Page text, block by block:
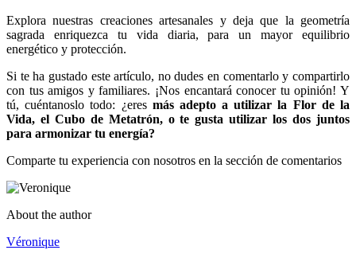
Explora nuestras creaciones artesanales y deja que la geometría
sagrada enriquezca tu vida diaria, para un mayor equilibrio
energético y protección.
Si te ha gustado este artículo, no dudes en comentarlo y compartirlo
con tus amigos y familiares. ¡Nos encantará conocer tu opinión! Y
tú, cuéntanoslo todo: ¿eres más adepto a utilizar la Flor de la
Vida, el Cubo de Metatrón, o te gusta utilizar los dos juntos
para armonizar tu energía?
Comparte tu experiencia con nosotros en la sección de comentarios
About the author
Véronique